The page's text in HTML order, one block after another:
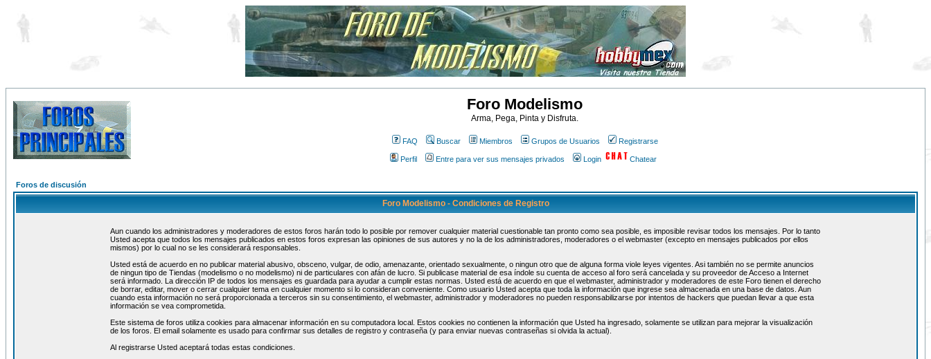
Foro Modelismo
Arma, Pega, Pinta y Disfruta.
FAQ Buscar Miembros Grupos de Usuarios Registrarse
Perfil Entre para ver sus mensajes privados Login Chatear
Foros de discusión
Foro Modelismo - Condiciones de Registro
Aun cuando los administradores y moderadores de estos foros harán todo lo posible por remover cualquier material cuestionable tan pronto como sea posible, es imposible revisar todos los mensajes. Por lo tanto
Usted acepta que todos los mensajes publicados en estos foros expresan las opiniones de sus autores y no la de los administradores, moderadores o el webmaster (excepto en mensajes publicados por ellos
mismos) por lo cual no se les considerará responsables.
Usted está de acuerdo en no publicar material abusivo, obsceno, vulgar, de odio, amenazante, orientado sexualmente, o ningun otro que de alguna forma viole leyes vigentes. Asi también no se permite anuncios
de ningun tipo de Tiendas (modelismo o no modelismo) ni de particulares con afán de lucro. Si publicase material de esa índole su cuenta de acceso al foro será cancelada y su proveedor de Acceso a Internet
será informado. La dirección IP de todos los mensajes es guardada para ayudar a cumplir estas normas. Usted está de acuerdo en que el webmaster, administrador y moderadores de este Foro tienen el derecho
de borrar, editar, mover o cerrar cualquier tema en cualquier momento si lo consideran conveniente. Como usuario Usted acepta que toda la información que ingrese sea almacenada en una base de datos. Aun
cuando esta información no será proporcionada a terceros sin su consentimiento, el webmaster, administrador y moderadores no pueden responsabilizarse por intentos de hackers que puedan llevar a que esta
información se vea comprometida.
Este sistema de foros utiliza cookies para almacenar información en su computadora local. Estos cookies no contienen la información que Usted ha ingresado, solamente se utilizan para mejorar la visualización
de los foros. El email solamente es usado para confirmar sus detalles de registro y contraseña (y para enviar nuevas contraseñas si olvida la actual).
Al registrarse Usted aceptará todas estas condiciones.